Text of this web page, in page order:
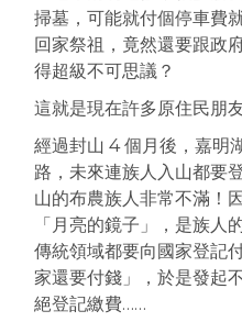
掃墓，可能就付個停車費
回家祭祖，竟然還要跟政
得超級不可思議？
這就是現在許多原住民朋
經過封山 4 個月後，嘉明
路，未來連族人入山都要
山的布農族人非常不滿！
「月亮的鏡子」，是族人
傳統領域都要向國家登記
家還要付錢」，於是發起
絕登記繳費……